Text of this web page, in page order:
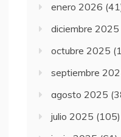
enero 2026
diciembre 2025
octubre 2025
septiembre
agosto 2025
julio 2025 (105)